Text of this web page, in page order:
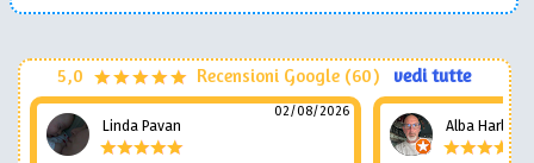
5,0 Recensioni Google (60) vedi tutte
Linda Pavan
02/08/2026
Alba Harley